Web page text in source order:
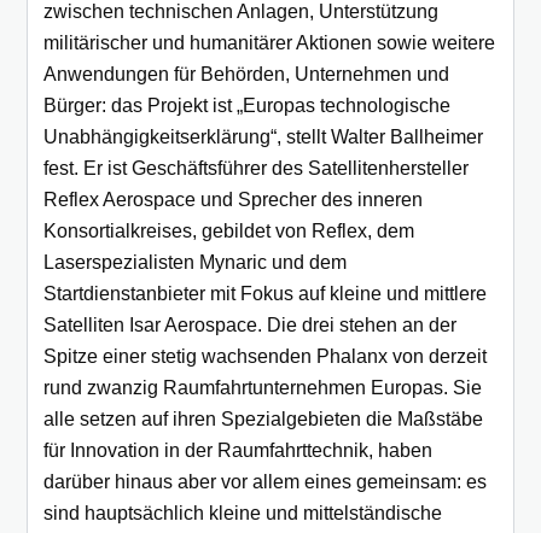
zwischen technischen Anlagen, Unterstützung
militärischer und humanitärer Aktionen sowie weitere
Anwendungen für Behörden, Unternehmen und
Bürger: das Projekt ist „Europas technologische
Unabhängigkeitserklärung“, stellt Walter Ballheimer
fest. Er ist Geschäftsführer des Satellitenhersteller
Reflex Aerospace und Sprecher des inneren
Konsortialkreises, gebildet von Reflex, dem
Laserspezialisten Mynaric und dem
Startdienstanbieter mit Fokus auf kleine und mittlere
Satelliten Isar Aerospace. Die drei stehen an der
Spitze einer stetig wachsenden Phalanx von derzeit
rund zwanzig Raumfahrtunternehmen Europas. Sie
alle setzen auf ihren Spezialgebieten die Maßstäbe
für Innovation in der Raumfahrttechnik, haben
darüber hinaus aber vor allem eines gemeinsam: es
sind hauptsächlich kleine und mittelständische